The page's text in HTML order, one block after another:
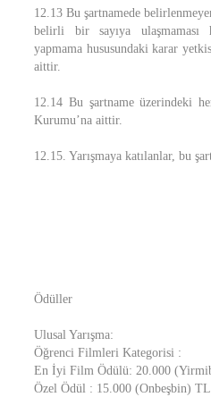
12.13 Bu şartnamede
belirli bir sayıya ulaşmaması
yapmama hususundaki karar
aittir.
12.14 Bu şartname üzerindeki
Kurumu’na aittir.
12.15. Yarışmaya katılanlar, bu
Ödüller
Ulusal Yarışma:
Öğrenci Filmleri Kategorisi :
En İyi Film Ödülü: 20.000
Özel Ödül : 15.000 (Onbeşbin)